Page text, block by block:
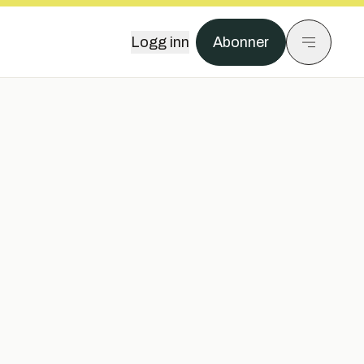
Logg inn Abonner